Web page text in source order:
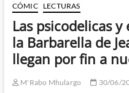
CÓMIC LECTURAS
Las psicodelicas
la Barbarella de
llegan por fin a
M'Rabo Mhulargo 30/06/